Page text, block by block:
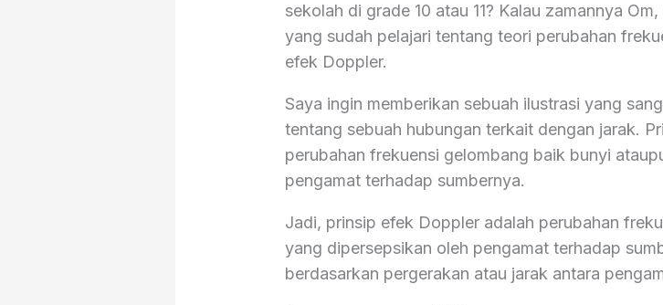
sekolah di grade 10 atau 11? Kalau zamannya
yang sudah pelajari tentang teori perubahan
efek Doppler.
Saya ingin memberikan sebuah ilustrasi yang
tentang sebuah hubungan terkait dengan jarak.
perubahan frekuensi gelombang baik bunyi
pengamat terhadap sumbernya.
Jadi, prinsip efek Doppler adalah perubahan
yang dipersepsikan oleh pengamat terhadap
berdasarkan pergerakan atau jarak antara